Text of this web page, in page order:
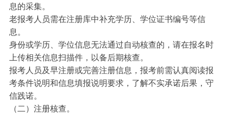
息的采集。
老报考人员需在注册库中补充学历、学位证书编号等信
息。
身份或学历、学位信息无法通过自动核查的，请在报名时
上传相关信息扫描件，以备后期核查。
报考人员及早注册或完善注册信息，报考前需认真阅读报
考条件说明和信息填报说明要求，了解不实承诺后果，守
信践诺。
（二）注册核查。